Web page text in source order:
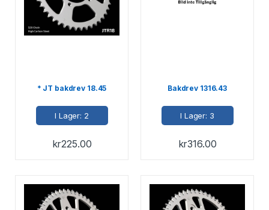
* JT bakdrev 18.45
I Lager: 2
kr225.00
Bakdrev 1316.43
I Lager: 3
kr316.00